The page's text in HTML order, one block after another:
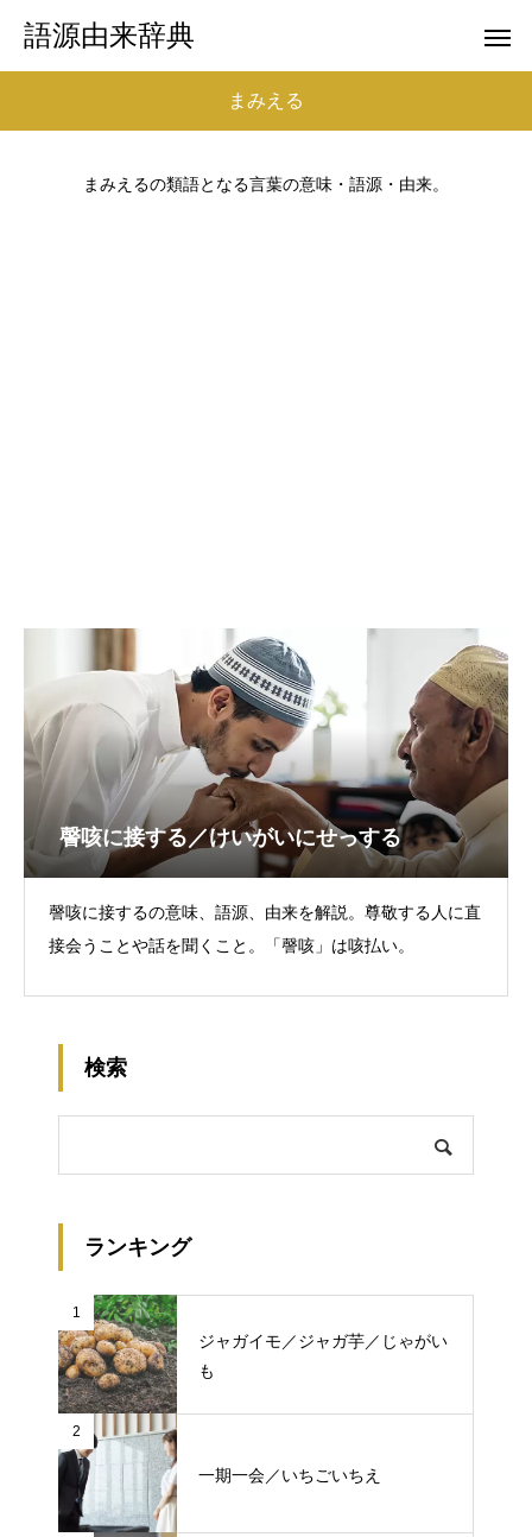
語源由来辞典
まみえる
まみえるの類語となる言葉の意味・語源・由来。
謦咳に接する／けいがいにせっする
謦咳に接するの意味、語源、由来を解説。尊敬する人に直
接会うことや話を聞くこと。「謦咳」は咳払い。
検索
ランキング
1
ジャガイモ／ジャガ芋／じゃがい
も
2
一期一会／いちごいちえ